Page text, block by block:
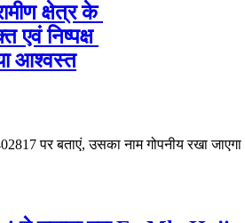
क्षेत्र के
एवं निष्पक्ष
आश्वस्त
पर बताएं, उसका नाम गोपनीय रखा